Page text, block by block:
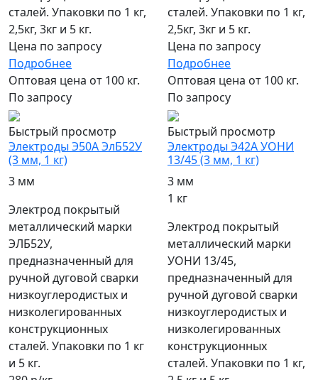
сталей. Упаковки по 1 кг,
2,5кг, 3кг и 5 кг.
Цена по запросу
Подробнее
Оптовая цена от 100 кг.
По запросу
сталей. Упаковки по 1 кг,
2,5кг, 3кг и 5 кг.
Цена по запросу
Подробнее
Оптовая цена от 100 кг.
По запросу
Быстрый просмотр
Электроды Э50А ЭлБ52У
(3 мм, 1 кг)
3 мм
Электрод покрытый
металлический марки
ЭЛБ52У,
предназначенный для
ручной дуговой сварки
низкоуглеродистых и
низколегированных
конструкционных
сталей. Упаковки по 1 кг
и 5 кг.
Быстрый просмотр
Электроды Э42А УОНИ
13/45 (3 мм, 1 кг)
3 мм
1 кг
Электрод покрытый
металлический марки
УОНИ 13/45,
предназначенный для
ручной дуговой сварки
низкоуглеродистых и
низколегированных
конструкционных
сталей. Упаковки по 1 кг,